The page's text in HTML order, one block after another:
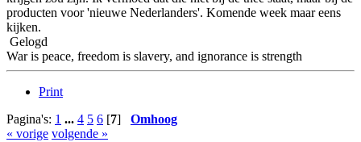
producten voor 'nieuwe Nederlanders'. Komende week maar eens
kijken.
Gelogd
War is peace, freedom is slavery, and ignorance is strength
Print
Pagina's: 1 ... 4 5 6 [7] Omhoog
« vorige volgende »